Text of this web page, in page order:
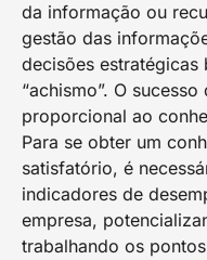
da informação ou
gestão das
decisões estratégicas
“achismo”. O
proporcional ao
Para se obter um
satisfatório, é
indicadores de
empresa,
trabalhando os